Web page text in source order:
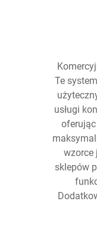
Te
usługi
wzorce
sklepów